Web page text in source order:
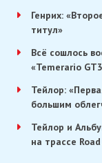
Генрих:
титул»
Всё сошлось
«Temerario
Тейлор:
большим
Тейлор и
на трассе